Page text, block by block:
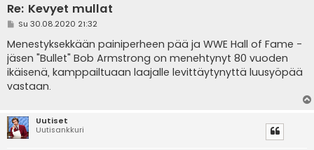
Re: Kevyet mullat
V
e
s
t
i
Su 30.08.2020 21:32
Menestyksekkään painiperheen pää ja WWE Hall of Fame -
jäsen "Bullet" Bob Armstrong on menehtynyt 80 vuoden
ikäisenä, kamppailtuaan laajalle levittäytynyttä luusyöpää
vastaan.
Uutiset
Uutisankkuri